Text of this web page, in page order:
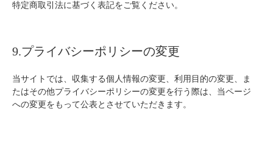
特定商取引法に基づく表記をご覧ください。
9.プライバシーポリシーの変更
当サイトでは、収集する個人情報の変更、利用目的の変更、ま
たはその他プライバシーポリシーの変更を行う際は、当ページ
への変更をもって公表とさせていただきます。